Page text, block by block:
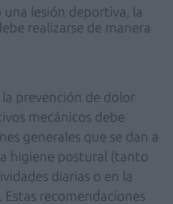
lesión deportiva, la
realizarse de manera
prevención de dolor
mecánicos debe
generales que se dan a
higiene postural (tanto
diarias o en la
recomendaciones